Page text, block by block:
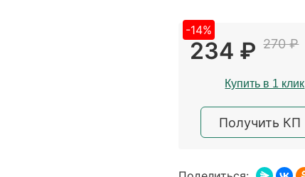
-14%
234 ₽ 270 ₽
Купить в 1 клик
Получить КП